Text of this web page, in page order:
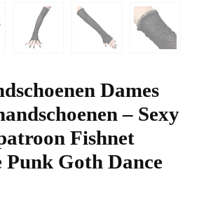
Dames
– Sexy
Fishnet
Punk Goth Dance